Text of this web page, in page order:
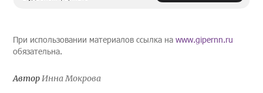
При использовании материалов ссылка наwww.gipernn.ru
обязательна.
АвторИнна Мокрова